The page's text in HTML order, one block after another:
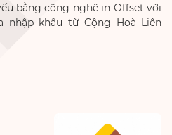
bằng công nghệ in Offset với
nhập khẩu từ Cộng Hoà Liên